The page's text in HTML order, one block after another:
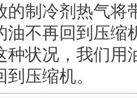
的制冷剂热气将
油不再回到压缩
种状况，我们用
压缩机。